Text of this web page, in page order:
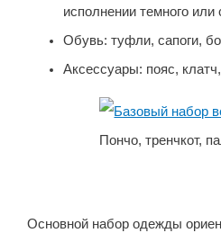
исполнении темного или
Обувь: туфли, сапоги,
Аксессуары: пояс,
Пончо, тренчкот,
Основной набор одежды